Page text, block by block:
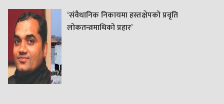
‘संवैधानिक निकायमा हस्तक्षेपको प्रवृति
लोकतन्त्रमाथिको प्रहार’